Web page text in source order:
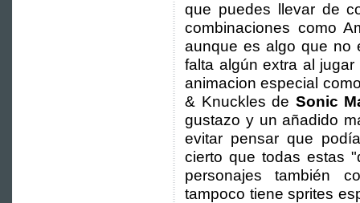
que puedes llevar de
combinaciones como
aunque es algo que no
falta algún extra al jugar
animacion especial
& Knuckles de Sonic
gustazo y un añadido
evitar pensar que
cierto que todas estas
personajes también
tampoco tiene sprites